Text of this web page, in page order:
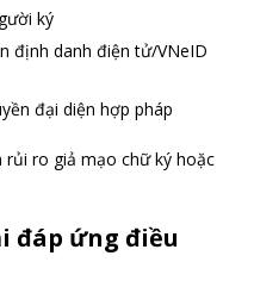
ký
định danh điện tử/VNeID
đại diện hợp pháp
ro giả mạo chữ ký hoặc
đáp ứng điều